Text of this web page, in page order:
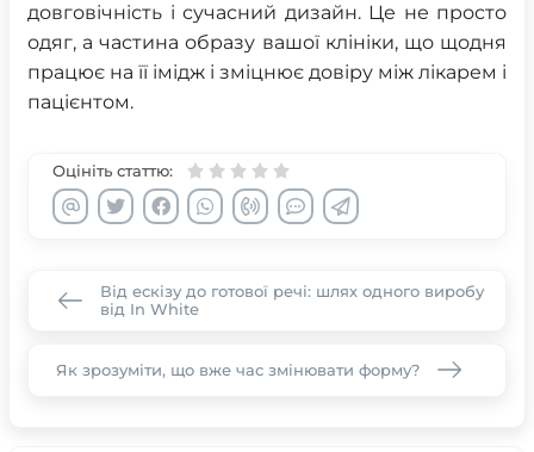
довговічність і сучасний дизайн. Це не просто
одяг, а частина образу вашої клініки, що щодня
працює на її імідж і зміцнює довіру між лікарем і
пацієнтом.
Оцініть статтю:
Від ескізу до готової речі: шлях одного виробу
від In White
Як зрозуміти, що вже час змінювати форму?